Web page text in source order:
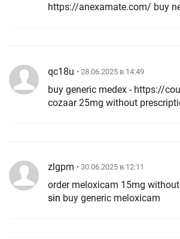
https://anexamate.com/ buy
qc18u • 28.06.2025 в 14:49
buy generic medex - https://
cozaar 25mg without
zlgpm • 30.06.2025 в 12:11
order meloxicam 15mg
sin buy generic meloxicam